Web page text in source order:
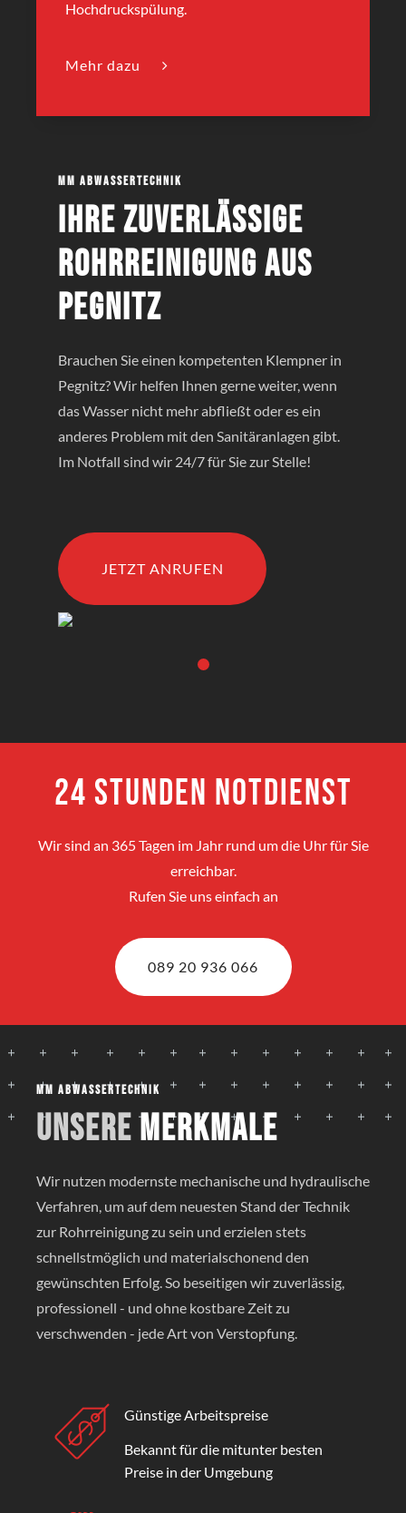
Hochdruckspülung.
Mehr dazu
MM Abwassertechnik
Ihre zuverlässige
Rohrreinigung aus
Pegnitz
Brauchen Sie einen kompetenten Klempner in
Pegnitz? Wir helfen Ihnen gerne weiter, wenn
das Wasser nicht mehr abfließt oder es ein
anderes Problem mit den Sanitäranlagen gibt.
Im Notfall sind wir 24/7 für Sie zur Stelle!
JETZT ANRUFEN
24 Stunden Notdienst
Wir sind an 365 Tagen im Jahr rund um die Uhr für Sie
erreichbar.
Rufen Sie uns einfach an
089 20 936 066
MM Abwassertechnik
UnsereMerkmale
Wir nutzen modernste mechanische und hydraulische
Verfahren, um auf dem neuesten Stand der Technik
zur Rohrreinigung zu sein und erzielen stets
schnellstmöglich und materialschonend den
gewünschten Erfolg. So beseitigen wir zuverlässig,
professionell - und ohne kostbare Zeit zu
verschwenden - jede Art von Verstopfung.
Günstige Arbeitspreise
Bekannt für die mitunter besten
Preise in der Umgebung